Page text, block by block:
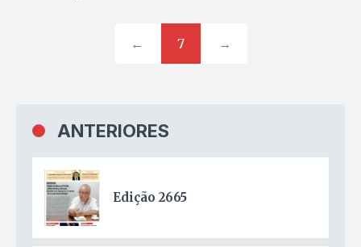
← 7 →
ANTERIORES
Edição 2665